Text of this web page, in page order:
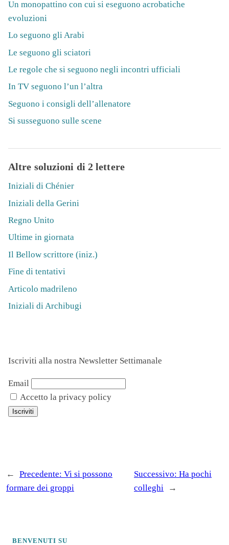
Un monopattino con cui si eseguono acrobatiche
evoluzioni
Lo seguono gli Arabi
Le seguono gli sciatori
Le regole che si seguono negli incontri ufficiali
In TV seguono l’un l’altra
Seguono i consigli dell’allenatore
Si susseguono sulle scene
Altre soluzioni di 2 lettere
Iniziali di Chénier
Iniziali della Gerini
Regno Unito
Ultime in giornata
Il Bellow scrittore (iniz.)
Fine di tentativi
Articolo madrileno
Iniziali di Archibugi
Iscriviti alla nostra Newsletter Settimanale
Email
Accetto la privacy policy
← Precedente: Vi si possono
formare dei groppi
Successivo: Ha pochi
colleghi
→
BENVENUTI SU